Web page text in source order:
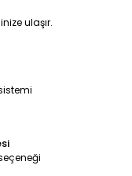
ulaşır.